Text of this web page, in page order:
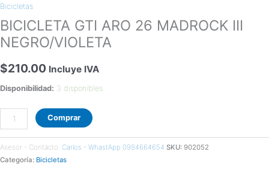
Bicicletas
BICICLETA GTI ARO 26 MADROCK III
NEGRO/VIOLETA
$210.00 Incluye IVA
Disponibilidad: 3 disponibles
ARO
26
MADROCK
III
NEGRO/VIOLETA
cantidad
Comprar
Asesor - Contacto: Carlos - WhastApp 0984664654 SKU: 902052
Categoría: Bicicletas